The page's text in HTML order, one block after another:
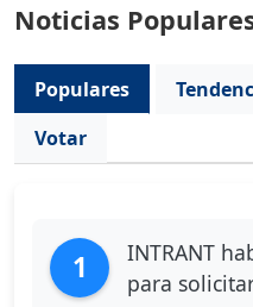
Noticias
Populares
Votar
1
INTRANT
para